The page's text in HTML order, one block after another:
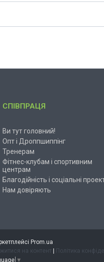
СПІВПРАЦЯ
Ви тут головний!
Опт і Дроппшиппінг
Тренерам
Фітнес-клубам і спортивним
центрам
Благодійність і соціальні
Нам довіряють
Prom.ua
на контент
Політика
▼